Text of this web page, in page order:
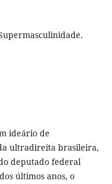
ideário de
ultradireita brasileira,
deputado federal
últimos anos, o